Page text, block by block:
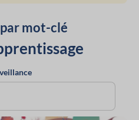
mot-clé